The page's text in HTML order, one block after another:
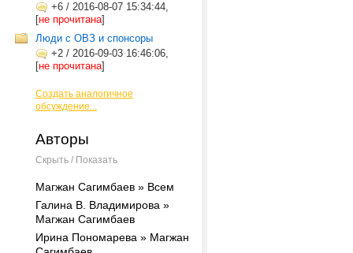
+6 / 2016-08-07 15:34:44,
[не прочитана]
Люди с ОВЗ и спонсоры
+2 / 2016-09-03 16:46:06,
[не прочитана]
Создать аналогичное
обсуждение...
Авторы
Скрыть / Показать
Магжан Сагимбаев » Всем
Галина В. Владимирова »
Магжан Сагимбаев
Ирина Пономарева » Магжан